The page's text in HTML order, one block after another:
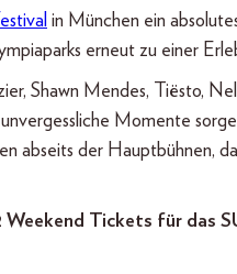
in München ein
erneut zu einer
Shawn Mendes, Tiësto,
Momente
abseits der Hauptbühnen,
Tickets für das